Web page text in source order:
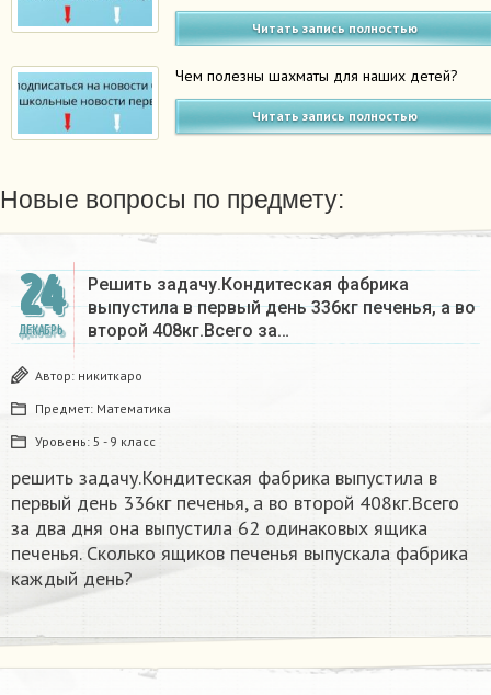
Читать запись полностью
Чем полезны шахматы для наших детей?
Читать запись полностью
Новые вопросы по предмету:
24
ДЕКАБРЬ
Решить задачу.Кондитеская фабрика
выпустила в первый день 336кг печенья, а во
второй 408кг.Всего за…
Автор: никиткаро
Предмет: Математика
Уровень: 5 - 9 класс
решить задачу.Кондитеская фабрика выпустила в
первый день 336кг печенья, а во второй 408кг.Всего
за два дня она выпустила 62 одинаковых ящика
печенья. Сколько ящиков печенья выпускала фабрика
каждый день?